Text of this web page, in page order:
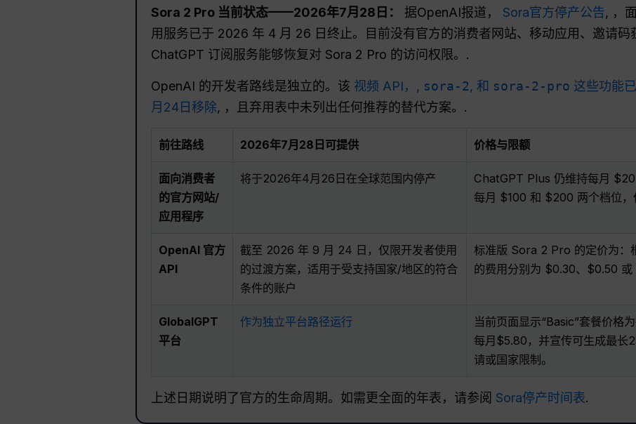
Sora 2 Pro 当前状态——2026年7月28日： 据OpenAI报道， Sora官方停产公告, ，
用服务已于 2026 年 4 月 26 日终止。目前没有官方的消费者网站、移动应用、邀请码
ChatGPT 订阅服务能够恢复对 Sora 2 Pro 的访问权限。.
OpenAI 的开发者路线是独立的。该 视频 API，, sora-2, 和 sora-2-pro 这些功能
月24日移除, ，且弃用表中未列出任何推荐的替代方案。.
前往路线 2026年7月28日可提供 价格与限额
面向消费者
的官方网站/
应用程序
将于2026年4月26日在全球范围内停产
ChatGPT Plus 仍维持每月
每月 $100 和 $200 两个档位
OpenAI 官方
API
截至 2026 年 9 月 24 日，仅限开发者使用
的过渡方案，适用于受支持国家/地区的符合
条件的账户
标准版 Sora 2 Pro 的定价为：
的费用分别为 $0.30、$0.50
GlobalGPT
平台
作为独立平台路径运行
当前页面显示“Basic”套餐价格
每月$5.80，并宣传可生成最长
请或国家限制。
上述日期说明了官方的生命周期。如需更全面的年表，请参阅 Sora停产时间表.